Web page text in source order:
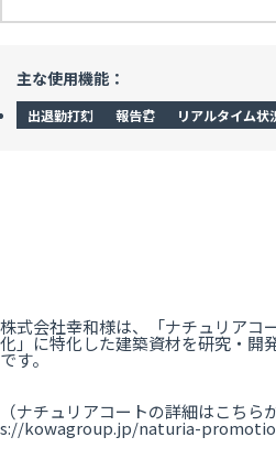
主な使用機能：
出退勤打刻 報告書 リアルタイム状
株式会社幸和様は、「ナチュリアコ
化」に特化した建築資材を研究・開
です。
（ナチュリアコートの詳細はこち
s://kowagroup.jp/naturia-